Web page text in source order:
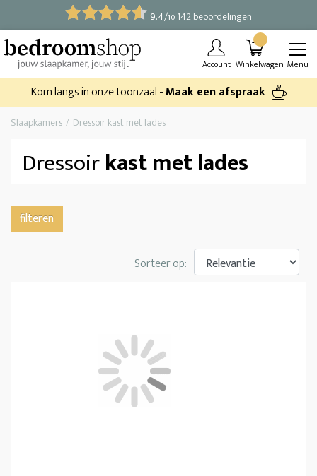
9.4/10 142 beoordelingen
Account Winkelwagen Menu
Kom langs in onze toonzaal -Maak een afspraak
Slaapkamers Dressoir kast met lades
Dressoirkast met lades
filteren
Sorteer op: